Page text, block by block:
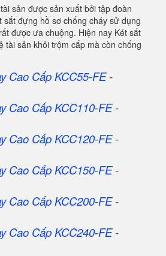
sản được sản xuất bởi tập đoàn
sắt đựng hồ sơ chống cháy sử dụng
được ưa chuộng. Hiện nay Két sắt
tài sản khỏi trộm cắp mà còn chống
Cao Cấp KCC55-FE-
Cao Cấp KCC110-FE-
Cao Cấp KCC120-FE-
Cao Cấp KCC150-FE-
Cao Cấp KCC200-FE-
Cao Cấp KCC240-FE-